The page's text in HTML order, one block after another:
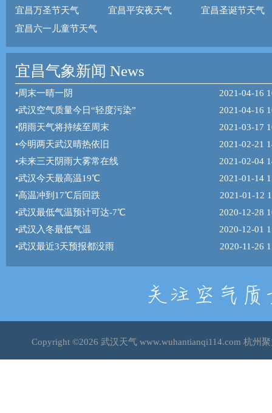
宜昌万圣节天气
宜昌平安夜天气
宜昌圣诞节天气
宜昌六一儿童节天气
宜昌气象新闻 News
•周末一晴一阴
2021-04-16
•武汉空气质量今日“轻度污染”
2021-04-16
•阴雨天气将持续至周末
2021-03-17
•今明两天武汉晴热依旧
2021-02-21
•未来三天阴雨大雾常在线
2021-02-04
•武汉今天最高温19℃
2021-01-14
•高温冲到17℃后回跌
2021-01-12
•武汉最低气温预计可达-7℃
2020-12-28
•武汉入冬最低气温
2020-12-01
•武汉最近3天预报都没雨 2020-11-26
Copyright ©2026 武汉天气 www.wuhantianqi114.com 杭州